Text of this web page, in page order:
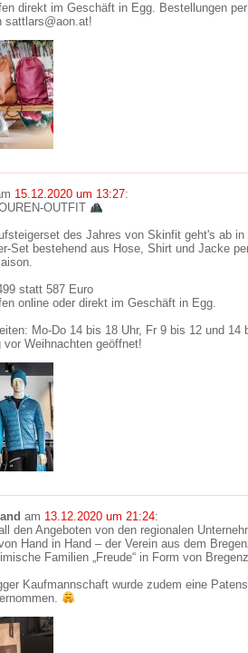
direkt im Geschäft in Egg. Bestellungen
sattlars@aon.at!
15.12.2020 um 13:27:
OUTFIT
des Jahres von Skinfit geht's ab
Set bestehend aus Hose, Shirt und Jacke
statt 587 Euro
online oder direkt im Geschäft in Egg.
Mo-Do 14 bis 18 Uhr, Fr 9 bis 12 und 14
vor Weihnachten geöffnet!
am 13.12.2020 um 21:24:
den Angeboten von den regionalen
Hand in Hand – der Verein aus dem
Familien „Freude“ in Form von
Kaufmannschaft wurde zudem eine